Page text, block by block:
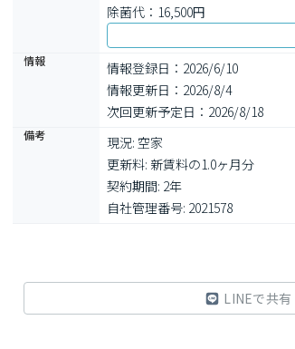
除菌代：16,500円
情報
情報登録日：2026/6/10
情報更新日：2026/8/4
次回更新予定日：2026/8/18
備考
現況: 空家
更新料: 新賃料の1.0ヶ月分
契約期間: 2年
自社管理番号: 2021578
LINEで共有